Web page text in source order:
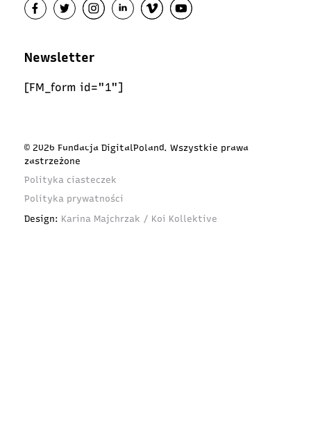
Newsletter
[FM_form id="1"]
© 2026 Fundacja DigitalPoland. Wszystkie prawa
zastrzeżone
Polityka ciasteczek
Polityka prywatności
Design: Karina Majchrzak / Koi Kollektive